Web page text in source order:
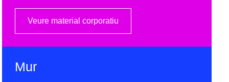
Veure material corporatiu
Mur